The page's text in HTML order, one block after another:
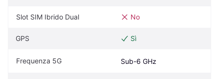
Slot SIM Ibrido Dual No
GPS Sì
Frequenza 5G Sub-6 GHz